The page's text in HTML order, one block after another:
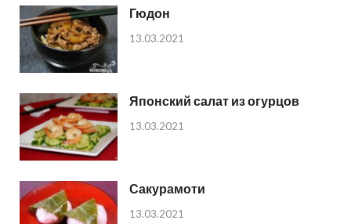
Гюдон
13.03.2021
Японский салат из огурцов
13.03.2021
Сакурамоти
13.03.2021